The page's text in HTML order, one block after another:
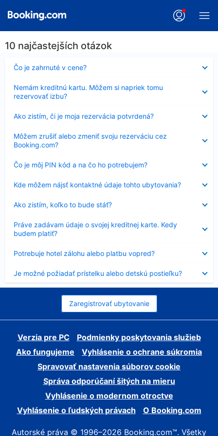
10 najčastejších otázok
Čo je zahrnuté v cene?
Nezobrazuje
sa
Nemám kreditnú kartu. Môžem si napriek tomu
rezervovať izbu?
sa
Ako zistím, či je moja rezervácia potvrdená?
sa
Môžem zrušiť alebo zmeniť svoju rezerváciu cez
Booking.com?
sa
Čo je môj PIN kód a na čo ho potrebujem?
Nezobrazuje
sa
Kde môžem nájsť kontaktné údaje tohto ubytovania?
sa
Ako zistím, koľko to bude stáť?
sa
Práve zadávam údaje o svojej kreditnej karte. Kedy
budem platiť?
sa
Potrebuje hotel zálohu alebo platbu vopred?
sa
Je možné požiadať prístelku alebo detskú postieľku?
sa
Zaregistrovať ubytovanie
Verzia pre PC
Podmienky poskytovania služieb
Ako fungujeme
Vyhlásenie o ochrane súkromia
Spravovať nastavenia súborov cookie
Správa odporúčaní šitých na mieru
Vyhlásenie o modernom otroctve
Vyhlásenie o ľudských právach
O Booking.com
Autorské práva © 1996–2026 Booking.com™. Všetky